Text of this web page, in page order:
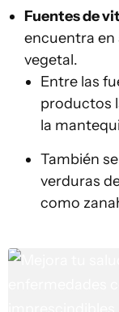
Fuentes de
encuentra en
vegetal.
Entre las
productos
la
También
verduras
como